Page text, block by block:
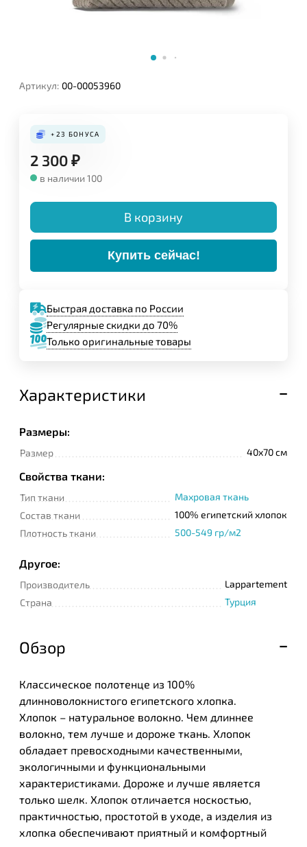
Артикул: 00-00053960
+23 БОНУСА
2 300₽
в наличии 100
В корзину
Купить сейчас!
Быстрая доставка по России
Регулярные скидки до 70%
Только оригинальные товары
Характеристики
Размеры:
Размер 40x70 см
Свойства ткани:
Тип ткани
Махровая ткань
Состав ткани
100% египетский хлопок
Плотность ткани
500-549 гр/м2
Другое:
Производитель
Lappartement
Страна
Турция
Обзор
Классическое полотенце из 100%
длинноволокнистого египетского хлопка.
Хлопок – натуральное волокно. Чем длиннее
волокно, тем лучше и дороже ткань. Хлопок
обладает превосходными качественными,
экологичными и функциональными
характеристиками. Дороже и лучше является
только шелк. Хлопок отличается носкостью,
практичностью, простотой в уходе, а изделия из
хлопка обеспечивают приятный и комфортный